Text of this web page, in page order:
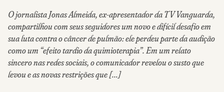
O jornalista Jonas Almeida, ex-apresentador da TV Vanguarda,
compartilhou com seus seguidores um novo e difícil desafio em
sua luta contra o câncer de pulmão: ele perdeu parte da audição
como um “efeito tardio da quimioterapia”. Em um relato
sincero nas redes sociais, o comunicador revelou o susto que
levou e as novas restrições que […]